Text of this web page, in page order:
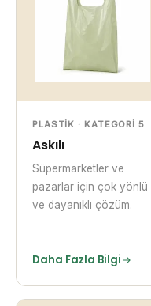
PLASTIK · KATEGORI 5
Askılı
Süpermarketler ve
pazarlar için çok yönlü
ve dayanıklı çözüm.
Daha Fazla Bilgi